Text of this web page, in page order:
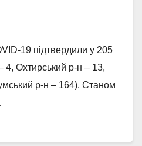
19 підтвердили у 205
4, Охтирський р-н – 13,
р-н – 164). Станом